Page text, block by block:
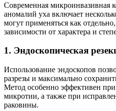
Современная микроинвазивная
аномалий уха включает
могут применяться как
зависимости от характера и
1. Эндоскопическая
Использование эндоскопов
разрезы и максимально
Метод особенно эффективен
микротии, а также при
раковины.